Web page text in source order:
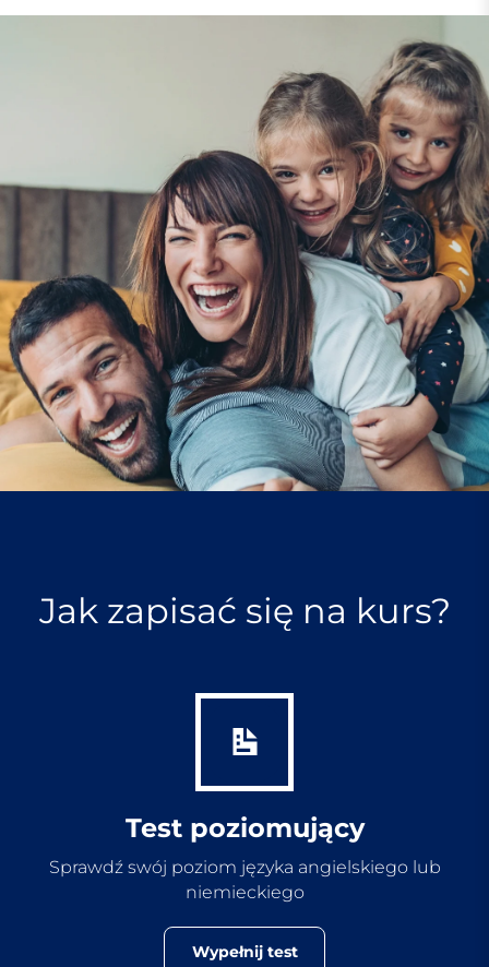
Jak zapisać się na kurs?
Test poziomujący
Sprawdź swój poziom języka angielskiego lub
niemieckiego
Wypełnij test